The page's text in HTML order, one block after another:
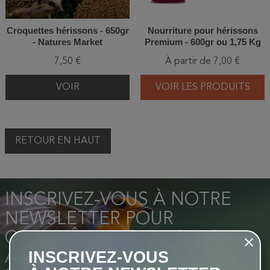
Croquettes hérissons - 650gr
- Natures Market
7,50 €
VOIR
Nourriture pour hérissons
Premium - 600gr ou 1,75 Kg
À partir de 7,00 €
VOIR LES PRODUITS
RETOUR EN HAUT
INSCRIVEZ-VOUS À NOTRE
NEWSLETTER POUR
CONNAÎTRE TOUTES LES
ACTUALITÉS DE LA LIGUE ET
INSCRIVEZ-VOUS